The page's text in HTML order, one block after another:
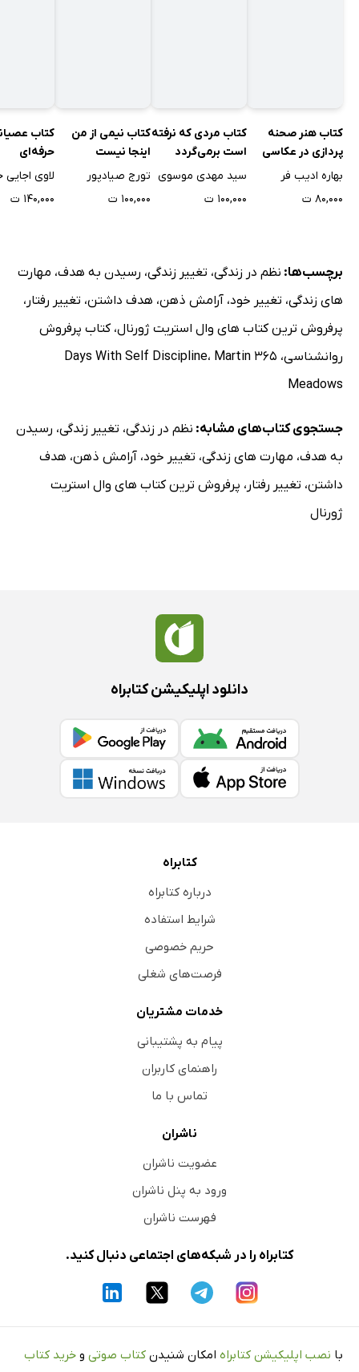
کتاب هنر صحنه
پردازی در عکاسی
بهاره ادیب فر
۸۰,۰۰۰ ت
کتاب مردی که نرفته
است برمی‌گردد
سید مهدی موسوی
۱۰۰,۰۰۰ ت
کتاب نیمی از من
اینجا نیست
تورج صیادپور
۱۰۰,۰۰۰ ت
کتاب
حرفه‌ای
لاوی اجایی
۱۴۰,۰۰۰ ت
برچسب‌ها: نظم در زندگی، تغییر زندگی، رسیدن به هدف، مهارت
های زندگی، تغییر خود، آرامش ذهن، هدف داشتن، تغییر رفتار ،
پرفروش ترین کتاب های وال استریت ژورنال،کتاب پرفروش
روانشناسی، 365 Days With Self Discipline ، Martin
Meadows
جستجوی کتاب‌های مشابه: نظم در زندگی، تغییر زندگی، رسیدن
به هدف، مهارت های زندگی، تغییر خود، آرامش ذهن، هدف
داشتن، تغییر رفتار ، پرفروش ترین کتاب های وال استریت
ژورنال
دانلود اپلیکیشن کتابراه
کتابراه
درباره کتابراه
شرایط استفاده
حریم خصوصی
فرصت‌های شغلی
خدمات مشتریان
پیام به پشتیبانی
راهنمای کاربران
تماس با ما
ناشران
عضویت ناشران
ورود به پنل ناشران
فهرست ناشران
کتابراه را در شبکه‌های اجتماعی دنبال کنید.
با نصب اپلیکیشن کتابراه امکان شنیدن کتاب صوتی و خرید کتاب